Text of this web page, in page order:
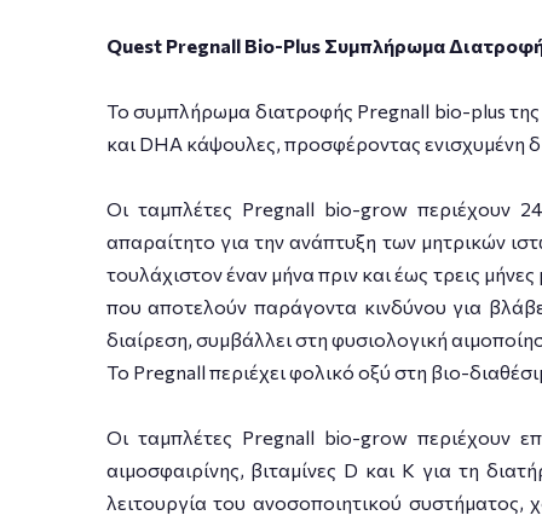
Quest Pregnall Bio-Plus Συμπλήρωμα
Το συμπλήρωμα διατροφής Pregnall bio-plus της
και DHA κάψουλες, προσφέροντας ενισχυμένη
Οι ταμπλέτες Pregnall bio-grow περιέχουν
απαραίτητο για την ανάπτυξη των μητρικών
τουλάχιστον έναν μήνα πριν και έως τρεις
που αποτελούν παράγοντα κινδύνου για
διαίρεση, συμβάλλει στη φυσιολογική
Το Pregnall περιέχει φολικό οξύ στη βιο-
Οι ταμπλέτες Pregnall bio-grow περιέχουν
αιμοσφαιρίνης, βιταμίνες D και Κ για τη
λειτουργία του ανοσοποιητικού